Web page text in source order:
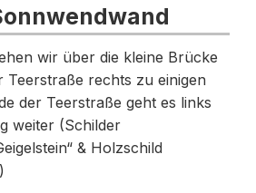
wir über die kleine Brücke
Teerstraße rechts zu einigen
der Teerstraße geht es links
weiter (Schilder
& Holzschild